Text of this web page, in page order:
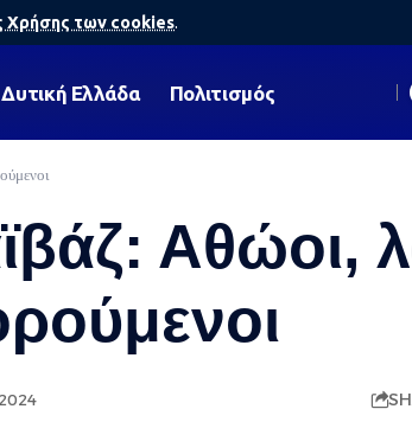
Χρήσης των cookies.
Δυτική Ελλάδα Πολιτισμός
Αθώοι,